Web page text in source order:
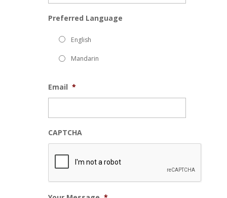
Preferred Language
English
Mandarin
Email *
CAPTCHA